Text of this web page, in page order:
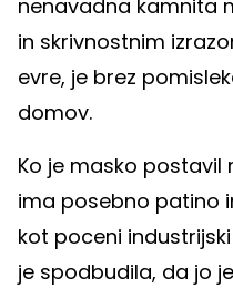
nenavadna kamnita
in skrivnostnim
evre, je brez
domov.
Ko je masko postavil
ima posebno patino
kot poceni
je spodbudila, da jo